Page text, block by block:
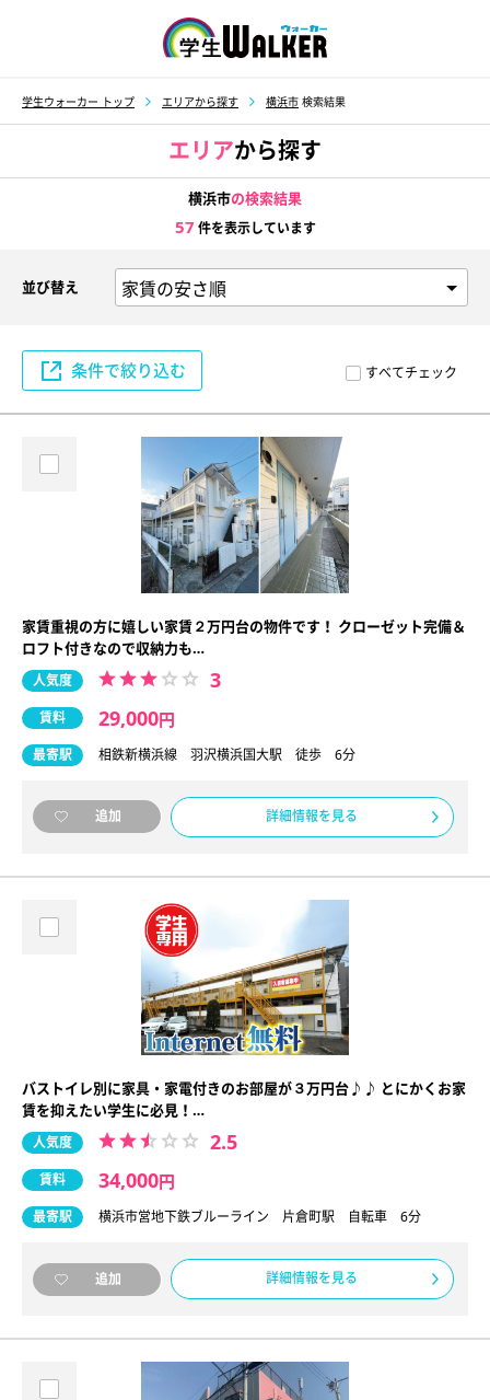
学生ウォーカー トップ エリアから探す 横浜市 検索結果
エリアから探す
横浜市の検索結果
57 件を表示しています
すべてチェック
並び替え
条件で絞り込む
家賃重視の方に嬉しい家賃２万円台の物件です！ クローゼット完備＆
ロフト付きなので収納力も…
人気度 3
賃料 29,000円
最寄駅 相鉄新横浜線 羽沢横浜国大駅 徒歩 6分
追加 詳細情報を見る
バストイレ別に家具・家電付きのお部屋が３万円台♪♪ とにかくお家
賃を抑えたい学生に必見！…
人気度 2.5
賃料 34,000円
最寄駅 横浜市営地下鉄ブルーライン 片倉町駅 自転車 6分
追加 詳細情報を見る